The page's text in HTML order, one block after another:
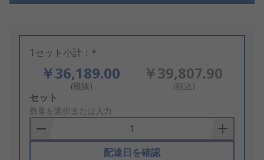
1セット小計：*
￥36,189.00
(税抜)
￥39,807.90
(税込)
Add
to
Basket
セット
数量を選択または入力
配達日を確認